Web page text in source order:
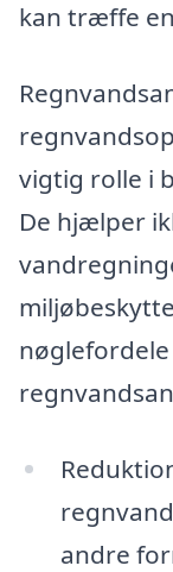
kan træffe
vigtig rolle i
De hjælper
andre